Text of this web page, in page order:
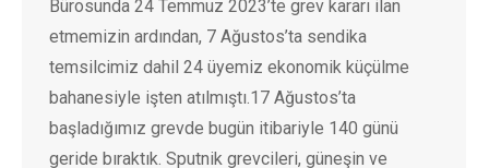
Bürosunda 24 Temmuz 2023’te grev kararı ilan
etmemizin ardından, 7 Ağustos’ta sendika
temsilcimiz dahil 24 üyemiz ekonomik küçülme
bahanesiyle işten atılmıştı.17 Ağustos’ta
başladığımız grevde bugün itibariyle 140 günü
geride bıraktık. Sputnik grevcileri, güneşin ve